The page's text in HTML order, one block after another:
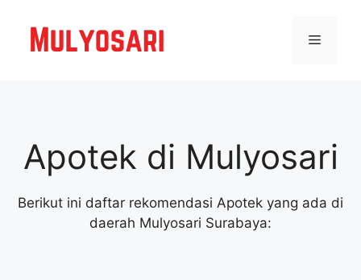
Menu
Apotek di Mulyosari
Berikut ini daftar rekomendasi Apotek yang ada di
daerah Mulyosari Surabaya: